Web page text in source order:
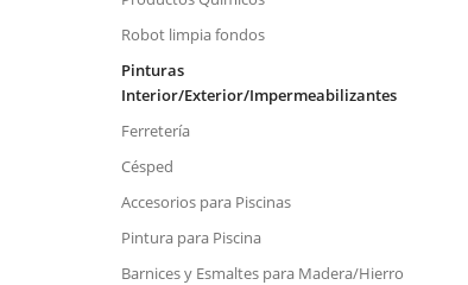
Robot limpia fondos
Pinturas
Interior/Exterior/Impermeabilizantes
Ferretería
Césped
Accesorios para Piscinas
Pintura para Piscina
Barnices y Esmaltes para Madera/Hierro